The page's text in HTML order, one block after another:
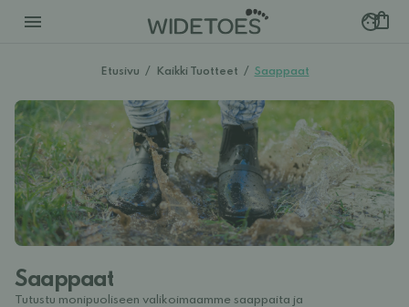
Etusivu / Kaikki Tuotteet / Saappaat
Saappaat
Tutustu monipuoliseen valikoimaamme saappaita ja